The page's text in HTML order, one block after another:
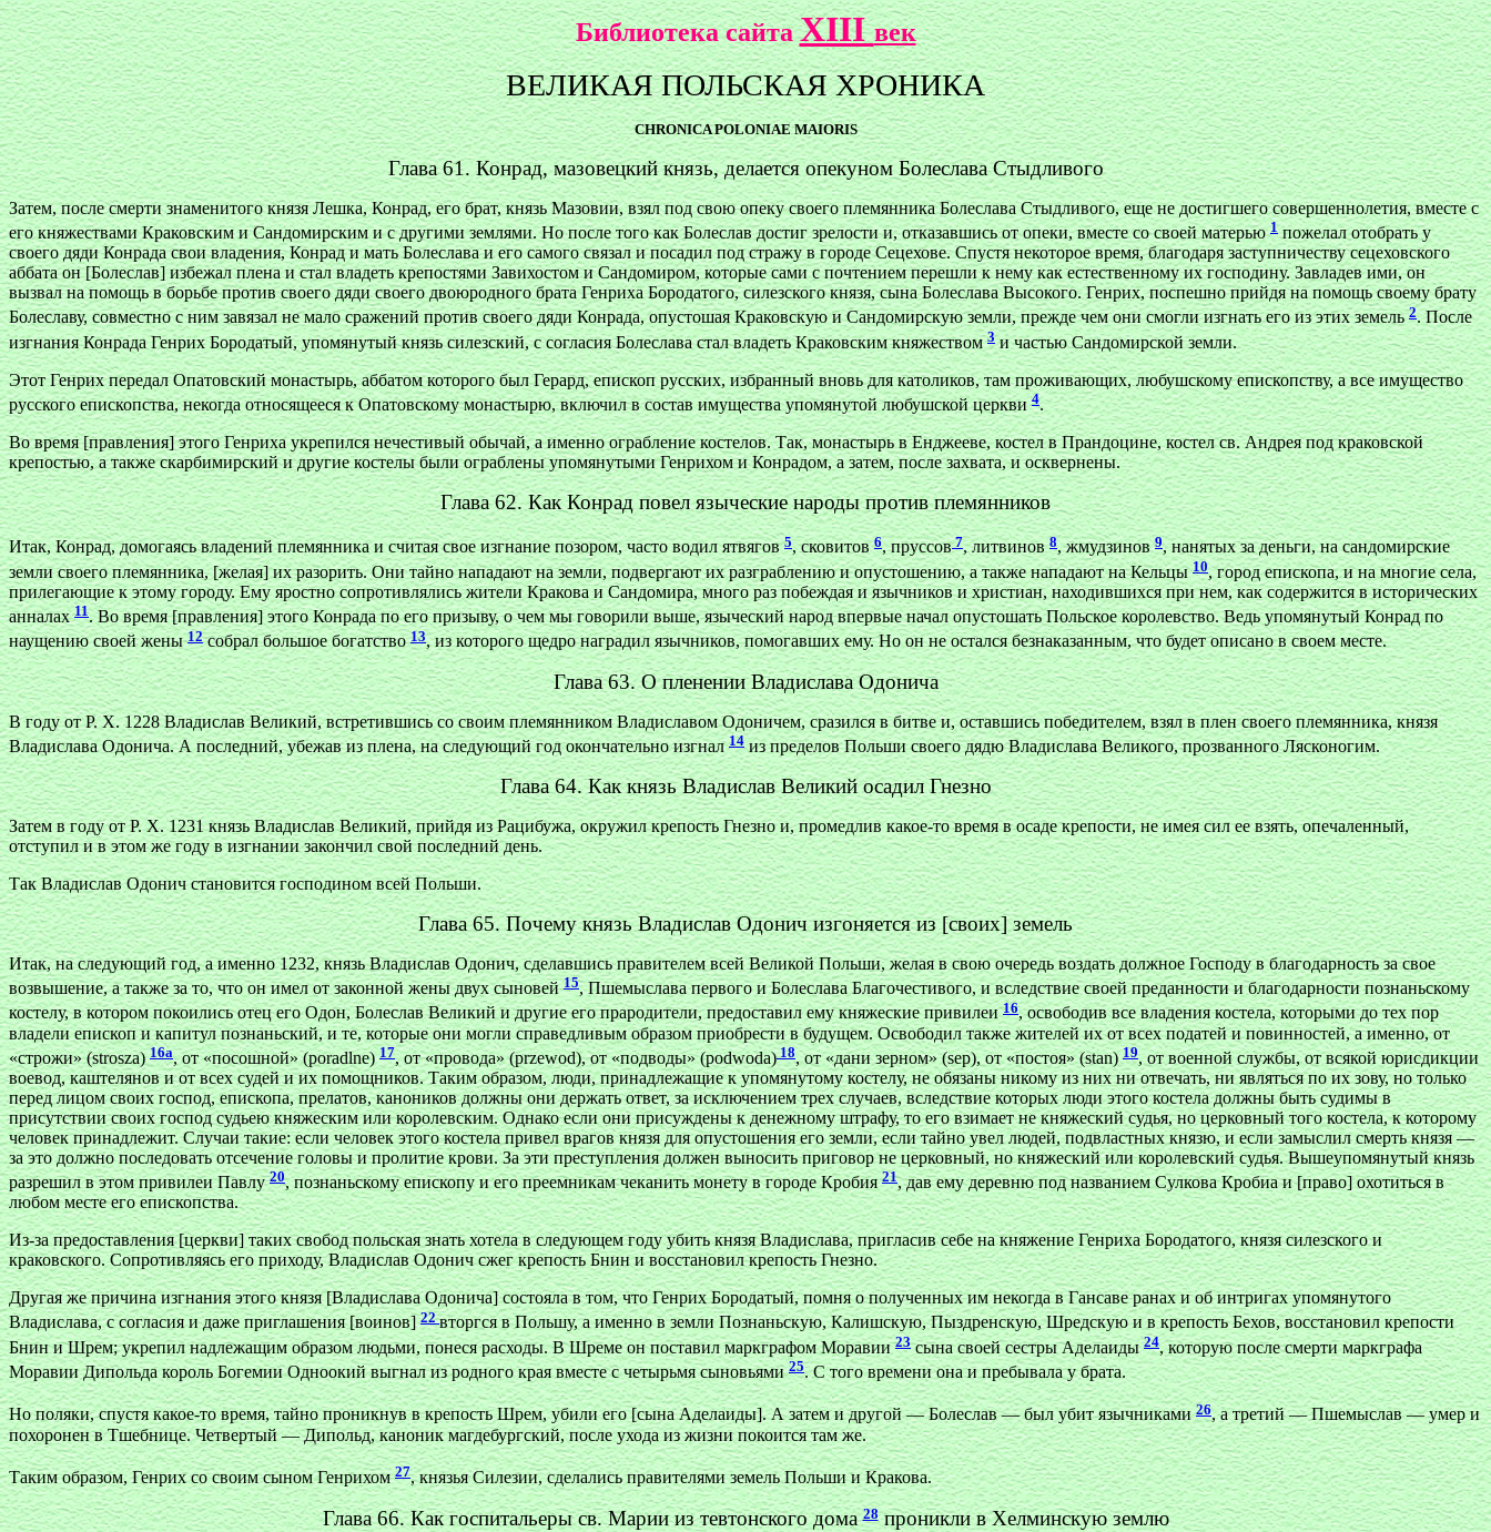
Библиотека сайта XIIIвек
ВЕЛИКАЯ ПОЛЬСКАЯ ХРОНИКА
CHRONICA POLONIAE MAIORIS
Глава 61. Конрад, мазовецкий князь, делается опекуном Болеслава Стыдливого
Затем, после смерти знаменитого князя Лешка, Конрад, его брат, князь Мазовии, взял под свою опеку своего племянника Болеслава Стыдливого, еще не достигшего совершеннолетия, вместе с
его княжествами Краковским и Сандомирским и с другими землями. Но после того как Болеслав достиг зрелости и, отказавшись от опеки, вместе со своей матерью1пожелал отобрать у
своего дяди Конрада свои владения, Конрад и мать Болеслава и его самого связал и посадил под стражу в городе Сецехове. Спустя некоторое время, благодаря заступничеству сецеховского
аббата он [Болеслав] избежал плена и стал владеть крепостями Завихостом и Сандомиром, которые сами с почтением перешли к нему как естественному их господину. Завладев ими, он
вызвал на помощь в борьбе против своего дяди своего двоюродного брата Генриха Бородатого, силезского князя, сына Болеслава Высокого. Генрих, поспешно прийдя на помощь своему брату
Болеславу, совместно с ним завязал не мало сражений против своего дяди Конрада, опустошая Краковскую и Сандомирскую земли, прежде чем они смогли изгнать его из этих земель2. После
изгнания Конрада Генрих Бородатый, упомянутый князь силезский, с согласия Болеслава стал владеть Краковским княжеством3и частью Сандомирской земли.
Этот Генрих передал Опатовский монастырь, аббатом которого был Герард, епископ русских, избранный вновь для католиков, там проживающих, любушскому епископству, а все имущество
русского епископства, некогда относящееся к Опатовскому монастырю, включил в состав имущества упомянутой любушской церкви4.
Во время [правления] этого Генриха укрепился нечестивый обычай, а именно ограбление костелов. Так, монастырь в Енджееве, костел в Прандоцине, костел св. Андрея под краковской
крепостью, а также скарбимирский и другие костелы были ограблены упомянутыми Генрихом и Конрадом, а затем, после захвата, и осквернены.
Глава 62. Как Конрад повел языческие народы против племянников
Итак, Конрад, домогаясь владений племянника и считая свое изгнание позором, часто водил ятвягов5, сковитов6, пруссов7, литвинов8, жмудзинов9, нанятых за деньги, на сандомирские
земли своего племянника, [желая] их разорить. Они тайно нападают на земли, подвергают их разграблению и опустошению, а также нападают на Кельцы10, город епископа, и на многие села,
прилегающие к этому городу. Ему яростно сопротивлялись жители Кракова и Сандомира, много раз побеждая и язычников и христиан, находившихся при нем, как содержится в исторических
анналах11. Во время [правления] этого Конрада по его призыву, о чем мы говорили выше, языческий народ впервые начал опустошать Польское королевство. Ведь упомянутый Конрад по
наущению своей жены12собрал большое богатство13, из которого щедро наградил язычников, помогавших ему. Но он не остался безнаказанным, что будет описано в своем месте.
Глава 63. О пленении Владислава Одонича
В году от Р. X. 1228 Владислав Великий, встретившись со своим племянником Владиславом Одоничем, сразился в битве и, оставшись победителем, взял в плен своего племянника, князя
Владислава Одонича. А последний, убежав из плена, на следующий год окончательно изгнал14из пределов Польши своего дядю Владислава Великого, прозванного Лясконогим.
Глава 64. Как князь Владислав Великий осадил Гнезно
Затем в году от Р. X. 1231 князь Владислав Великий, прийдя из Рацибужа, окружил крепость Гнезно и, промедлив какое-то время в осаде крепости, не имея сил ее взять, опечаленный,
отступил и в этом же году в изгнании закончил свой последний день.
Так Владислав Одонич становится господином всей Польши.
Глава 65. Почему князь Владислав Одонич изгоняется из [своих] земель
Итак, на следующий год, а именно 1232, князь Владислав Одонич, сделавшись правителем всей Великой Польши, желая в свою очередь воздать должное Господу в благодарность за свое
возвышение, а также за то, что он имел от законной жены двух сыновей15, Пшемыслава первого и Болеслава Благочестивого, и вследствие своей преданности и благодарности познаньскому
костелу, в котором покоились отец его Одон, Болеслав Великий и другие его прародители, предоставил ему княжеские привилеи16, освободив все владения костела, которыми до тех пор
владели епископ и капитул познаньский, и те, которые они могли справедливым образом приобрести в будущем. Освободил также жителей их от всех податей и повинностей, а именно, от
«строжи» (strosza) 16а, от «посошной» (poradlne) 17, от «провода» (przewod), от «подводы» (podwoda)18, от «дани зерном» (sep), от «постоя» (stan) 19, от военной службы, от всякой юрисдикции
воевод, каштелянов и от всех судей и их помощников. Таким образом, люди, принадлежащие к упомянутому костелу, не обязаны никому из них ни отвечать, ни являться по их зову, но только
перед лицом своих господ, епископа, прелатов, каноников должны они держать ответ, за исключением трех случаев, вследствие которых люди этого костела должны быть судимы в
присутствии своих господ судьею княжеским или королевским. Однако если они присуждены к денежному штрафу, то его взимает не княжеский судья, но церковный того костела, к которому
человек принадлежит. Случаи такие: если человек этого костела привел врагов князя для опустошения его земли, если тайно увел людей, подвластных князю, и если замыслил смерть князя —
за это должно последовать отсечение головы и пролитие крови. За эти преступления должен выносить приговор не церковный, но княжеский или королевский судья. Вышеупомянутый князь
разрешил в этом привилеи Павлу20, познаньскому епископу и его преемникам чеканить монету в городе Кробия21, дав ему деревню под названием Сулкова Кробиа и [право] охотиться в
любом месте его епископства.
Из-за предоставления [церкви] таких свобод польская знать хотела в следующем году убить князя Владислава, пригласив себе на княжение Генриха Бородатого, князя силезского и
краковского. Сопротивляясь его приходу, Владислав Одонич сжег крепость Бнин и восстановил крепость Гнезно.
Другая же причина изгнания этого князя [Владислава Одонича] состояла в том, что Генрих Бородатый, помня о полученных им некогда в Гансаве ранах и об интригах упомянутого
Владислава, с согласия и даже приглашения [воинов]22вторгся в Польшу, а именно в земли Познаньскую, Калишскую, Пыздренскую, Шредскую и в крепость Бехов, восстановил крепости
Бнин и Шрем; укрепил надлежащим образом людьми, понеся расходы. В Шреме он поставил маркграфом Моравии23сына своей сестры Аделаиды24, которую после смерти маркграфа
Моравии Дипольда король Богемии Одноокий выгнал из родного края вместе с четырьмя сыновьями25. С того времени она и пребывала у брата.
Но поляки, спустя какое-то время, тайно проникнув в крепость Шрем, убили его [сына Аделаиды]. А затем и другой — Болеслав — был убит язычниками26, а третий — Пшемыслав — умер и
похоронен в Тшебнице. Четвертый — Дипольд, каноник магдебургский, после ухода из жизни покоится там же.
Таким образом, Генрих со своим сыном Генрихом27, князья Силезии, сделались правителями земель Польши и Кракова.
Глава 66. Как госпитальеры св. Марии из тевтонского дома28проникли в Хелминскую землю